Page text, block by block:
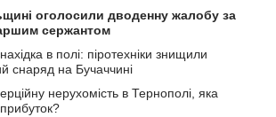
оголосили дводенну жалобу за
сержантом
в полі: піротехніки знищили
снаряд на Бучаччині
нерухомість в Тернополі, яка